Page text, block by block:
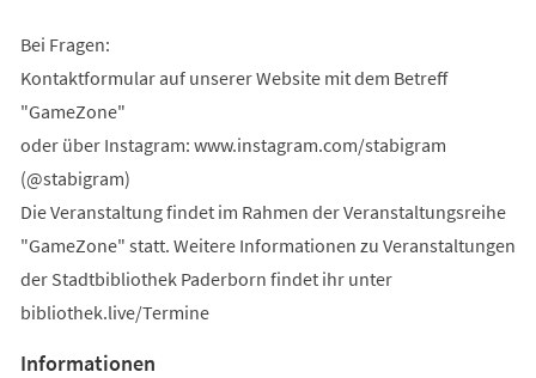
Bei Fragen:
Kontaktformular auf unserer Website mit dem Betreff
"GameZone"
oder über Instagram: www.instagram.com/stabigram
(@stabigram)
Die Veranstaltung findet im Rahmen der Veranstaltungsreihe
"GameZone" statt. Weitere Informationen zu Veranstaltungen
der Stadtbibliothek Paderborn findet ihr unter
bibliothek.live/Termine
Informationen